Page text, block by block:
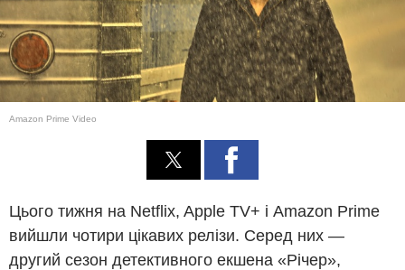
Amazon Prime Video
Цього тижня на Netflix, Apple TV+ і Amazon Prime
вийшли чотири цікавих релізи. Серед них —
другий сезон детективного екшена «Річер»,